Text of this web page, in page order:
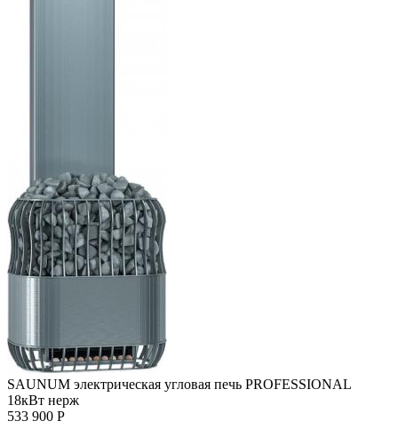
SAUNUM электрическая угловая печь PROFESSIONAL
18кВт нерж
533 900 Р